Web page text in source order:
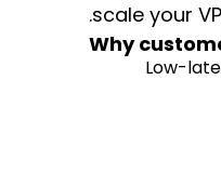
scale your
Why
Low-